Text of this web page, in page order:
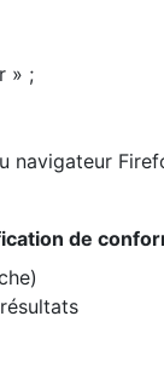
» ;
navigateur
de